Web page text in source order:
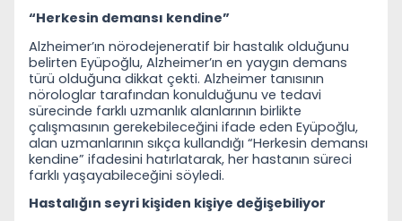
“Herkesin demansı kendine”
Alzheimer’ın nörodejeneratif bir hastalık olduğunu
belirten Eyüpoğlu, Alzheimer’ın en yaygın demans
türü olduğuna dikkat çekti. Alzheimer tanısının
nörologlar tarafından konulduğunu ve tedavi
sürecinde farklı uzmanlık alanlarının birlikte
çalışmasının gerekebileceğini ifade eden Eyüpoğlu,
alan uzmanlarının sıkça kullandığı “Herkesin demansı
kendine” ifadesini hatırlatarak, her hastanın süreci
farklı yaşayabileceğini söyledi.
Hastalığın seyri kişiden kişiye değişebiliyor